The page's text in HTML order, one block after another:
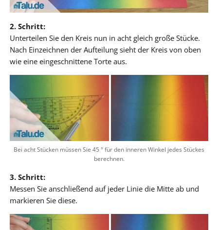
2. Schritt:
Unterteilen Sie den Kreis nun in acht gleich große Stücke.
Nach Einzeichnen der Aufteilung sieht der Kreis von oben
wie eine eingeschnittene Torte aus.
Bei acht Stücken müssen Sie 45 ° für den inneren Winkel jedes Stückes
berechnen.
3. Schritt:
Messen Sie anschließend auf jeder Linie die Mitte ab und
markieren Sie diese.